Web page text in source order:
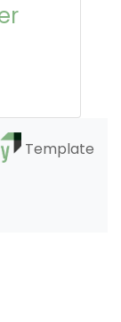
Template